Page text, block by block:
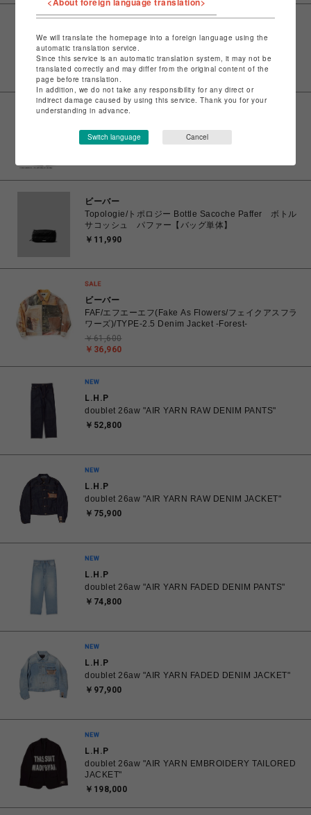
ロゴ金具ショルダーバッグ【オフホワイト】
￥18,700
FURFUR
￥15,400
ビーバー
Topologie/トポロジー Bottle Sacoche Paffer ボトル
サコッシュ パファー【バッグ単体】
￥11,990
ビーバー
FAF/エフエーエフ(Fake As Flowers/フェイクアスフラ
ワーズ)/TYPE-2.5 Denim Jacket -Forest-
￥36,960
￥61,600
L.H.P
doublet 26aw "AIR YARN RAW DENIM PANTS"
￥52,800
L.H.P
doublet 26aw "AIR YARN RAW DENIM JACKET"
￥75,900
L.H.P
doublet 26aw "AIR YARN FADED DENIM PANTS"
￥74,800
L.H.P
doublet 26aw "AIR YARN FADED DENIM JACKET"
￥97,900
L.H.P
doublet 26aw "AIR YARN EMBROIDERY TAILORED
JACKET"
￥198,000
We will translate the homepage into a foreign language using the
automatic translation service.
Since this service is an automatic translation system, it may not be
translated correctly and may differ from the original content of the
page before translation.
In addition, we do not take any responsibility for any direct or
indirect damage caused by using this service. Thank you for your
understanding in advance.
Switch language Cancel